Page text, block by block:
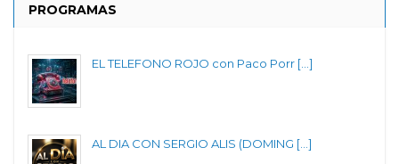
PROGRAMAS
EL TELEFONO ROJO con Paco Porr [...]
AL DIA CON SERGIO ALIS (DOMING [...]